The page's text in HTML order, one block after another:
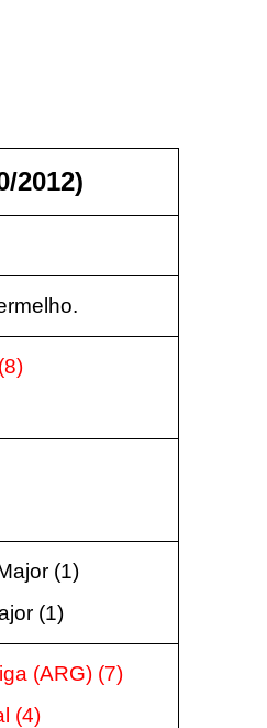
2012)
(1)
(1)
(ARG) (7)
(4)